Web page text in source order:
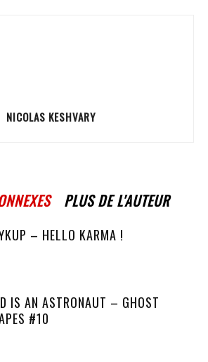
NICOLAS KESHVARY
PLUS DE L'AUTEUR
– HELLO KARMA !
IS AN ASTRONAUT – GHOST
#10